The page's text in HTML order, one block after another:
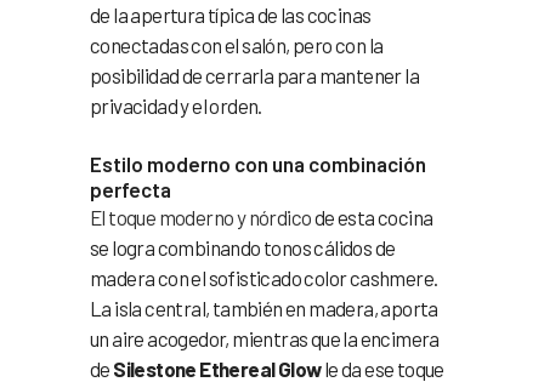
de la apertura típica de las cocinas
conectadas con el salón, pero con la
posibilidad de cerrarla para mantener la
privacidad y el orden.
Estilo moderno con una combinación
perfecta
El toque moderno y nórdicode esta cocina
se logra combinando tonos cálidos de
madera con el sofisticado color cashmere.
La isla central, también en madera, aporta
un aire acogedor, mientras que la encimera
de Silestone Ethereal Glowle da ese toque